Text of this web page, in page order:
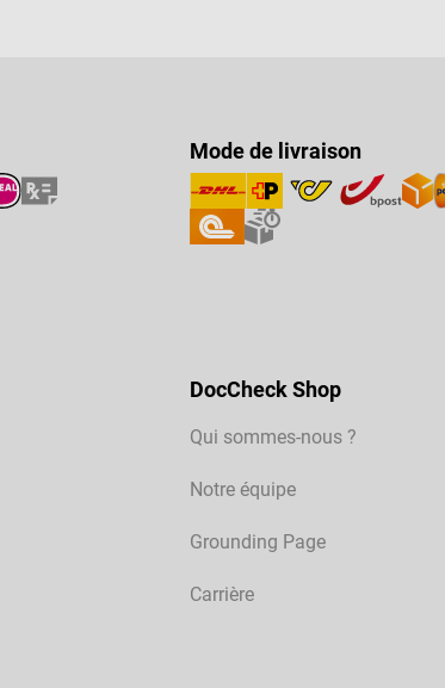
Mode de livraison
DocCheck Shop
Qui sommes-nous ?
Notre équipe
Grounding Page
Carrière